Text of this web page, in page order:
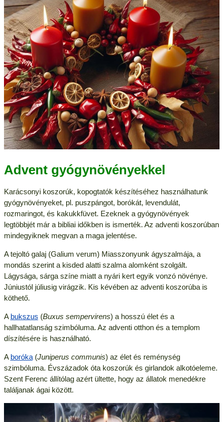
Advent gyógynövényekkel
Karácsonyi koszorúk, kopogtatók készítéséhez használhatunk
gyógynövényeket, pl. puszpángot, borókát, levendulát,
rozmaringot, és kakukkfüvet. Ezeknek a gyógynövények
legtöbbjét már a bibliai időkben is ismerték. Az adventi koszorúban
mindegyiknek megvan a maga jelentése.
A tejoltó galaj (Galium verum) Miasszonyunk ágyszalmája, a
mondás szerint a kisded alatti szalma alomként szolgált.
Lágysága, sárga színe miatt a nyári kert egyik vonzó növénye.
Júniustól júliusig virágzik. Kis kévében az adventi koszorúba is
köthető.
A bukszus (Buxus sempervirens) a hosszú élet és a
hallhatatlanság szimbóluma. Az adventi otthon és a templom
díszítésére is használható.
A boróka(Juniperus communis) az élet és reménység
szimbóluma. Évszázadok óta koszorúk és girlandok alkotóeleme.
Szent Ferenc állítólag azért ültette, hogy az állatok menedékre
találjanak ágai között.